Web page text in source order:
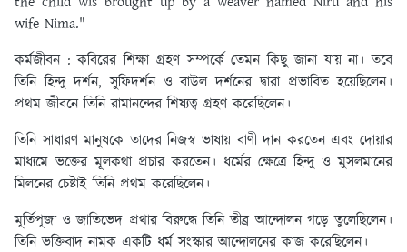
wife Nima."
কর্মজীবন :কবিরের শিক্ষা গ্রহণ সম্পর্কে তেমন কিছু জানা যায় না। তবে
তিনি হিন্দু দর্শন, সুফিদর্শন ও বাউল দর্শনের দ্বারা প্রভাবিত হয়েছিলেন।
প্রথম জীবনে তিনি রামানন্দের শিষ্যত্ব গ্রহণ করেছিলেন।
তিনি সাধারণ মানুষকে তাদের নিজস্ব ভাষায় বাণী দান করতেন এবং দোয়ার
মাধ্যমে ভক্তের মূলকথা প্রচার করতেন। ধর্মের ক্ষেত্রে হিন্দু ও মুসলমানের
মিলনের চেষ্টাই তিনি প্রথম করেছিলেন।
মূর্তিপূজা ও জাতিভেদ প্রথার বিরুদ্ধে তিনি তীব্র আন্দোলন গড়ে তুলেছিলেন।
তিনি ভক্তিবাদ নামক একটি ধর্ম সংস্কার আন্দোলনের কাজ করেছিলেন।